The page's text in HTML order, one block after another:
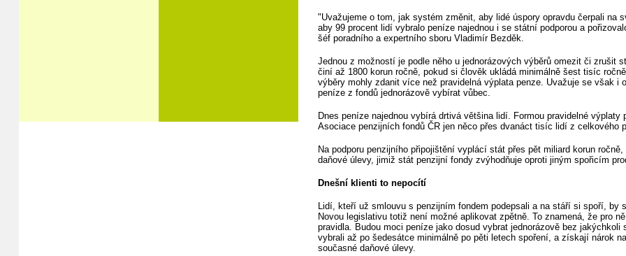
"Uvažujeme o tom, jak systém změnit, aby lidé úspory opravdu čerpali na
aby 99 procent lidí vybralo peníze najednou i se státní podporou a
šéf poradního a expertního sboru Vladimír Bezděk.
Jednou z možností je podle něho u jednorázových výběrů omezit či zrušit
činí až 1800 korun ročně, pokud si člověk ukládá minimálně šest tisíc
výběry mohly zdanit více než pravidelná výplata penze. Uvažuje se však i
peníze z fondů jednorázově vybírat vůbec.
Dnes peníze najednou vybírá drtivá většina lidí. Formou pravidelné výplaty
Asociace penzijních fondů ČR jen něco přes dvanáct tisíc lidí z celkového
Na podporu penzijního připojištění vyplácí stát přes pět miliard korun
daňové úlevy, jimiž stát penzijní fondy zvýhodňuje oproti jiným spořicím
Dnešní klienti to nepocítí
Lidí, kteří už smlouvu s penzijním fondem podepsali a na stáří si spoří, by
Novou legislativu totiž není možné aplikovat zpětně. To znamená, že pro
pravidla. Budou moci peníze jako dosud vybrat jednorázově bez
vybrali až po šedesátce minimálně po pěti letech spoření, a získají nárok
současné daňové úlevy.